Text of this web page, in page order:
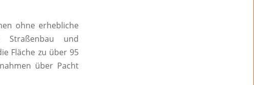
ohne erhebliche
Straßenbau und
Fläche zu über 95
über Pacht